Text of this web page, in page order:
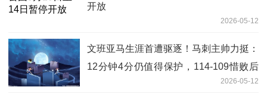
开放
2026-05-12
文班亚马生涯首遭驱逐！马刺主帅力挺：
12分钟4分仍值得保护，114-109惜败后
2026-05-12